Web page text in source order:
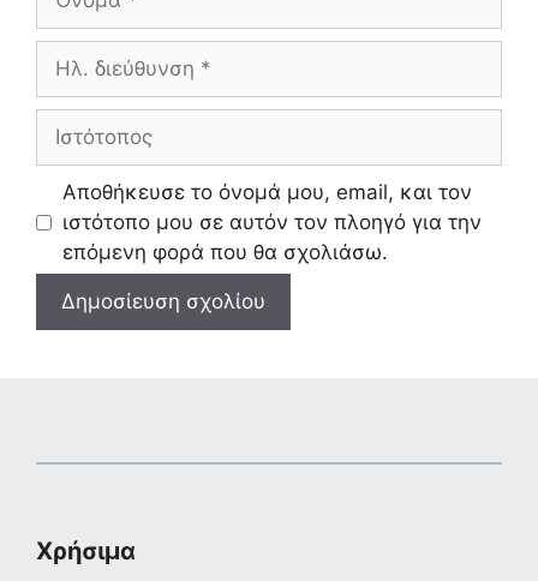
Ηλ.
Ιστότοπος
Αποθήκευσε το όνομά μου, email, και τον
ιστότοπο μου σε αυτόν τον πλοηγό για την
επόμενη φορά που θα σχολιάσω.
Χρήσιμα